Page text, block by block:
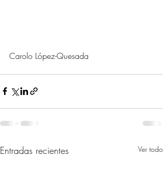
Carolo López-Quesada
Entradas recientes Ver todo